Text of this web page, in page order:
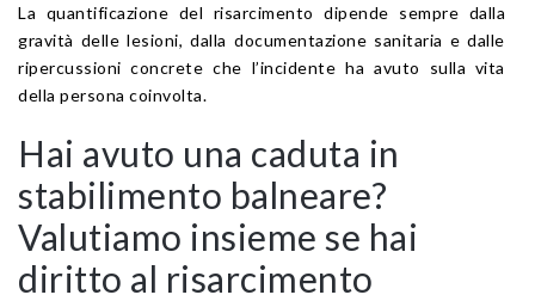
La quantificazione del risarcimento dipende sempre dalla
gravità delle lesioni, dalla documentazione sanitaria e dalle
ripercussioni concrete che l’incidente ha avuto sulla vita
della persona coinvolta.
Hai avuto una caduta in
stabilimento balneare?
Valutiamo insieme se hai
diritto al risarcimento